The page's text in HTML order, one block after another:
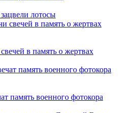
лотосы
в память о жертвах
память военного фотокора